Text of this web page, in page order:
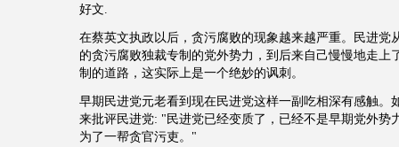
好文.
在蔡英文执政以后，贪污腐败的现象越来越严重。民进党
的贪污腐败独裁专制的党外势力，到后来自己慢慢地走上
制的道路，这实际上是一个绝妙的讽刺。
早期民进党元老看到现在民进党这样一副吃相深有感触。
来批评民进党: "民进党已经变质了，已经不是早期党外势
为了一帮贪官污吏。"